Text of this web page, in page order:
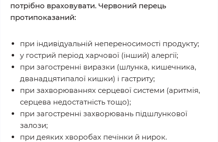
потрібно враховувати. Червоний перець
протипоказаний:
при індивідуальній непереносимості продукту;
у гострий період харчової (інший) алергії;
при загостренні виразки (шлунка, кишечника,
дванадцятипалої кишки) і гастриту;
при захворюваннях серцевої системи (аритмія,
серцева недостатність тощо);
при загостренні захворювань підшлункової
залози;
при деяких хворобах печінки й нирок.